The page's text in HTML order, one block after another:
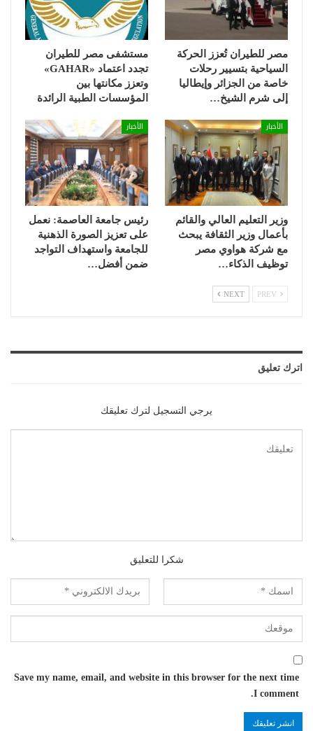
مصر للطيران تُعزز الحركة
السياحية بتسيير رحلات
خاصة من الجزائر وإيطاليا
إلى شرم الشيخ…
مستشفى مصر للطيران
تجدد اعتماد «GAHAR»
وتعزز مكانتها بين
المؤسسات الطبية الرائدة
الأخبار
وزير التعليم العالي والقائم
بأعمال وزير الثقافة يبحث
مع شركة هواوي مصر
توظيف الذكاء…
الأخبار
رئيس جامعة العاصمة: نعمل
على تعزيز الصورة الذهنية
للجامعة واستهداف التواجد
ضمن أفضل…
NEXT
اترك تعليق
يرجي التسجيل لترك تعليقك
شكرا للتعليق
Save my name, email, and website in this browser for the next time
I comment.